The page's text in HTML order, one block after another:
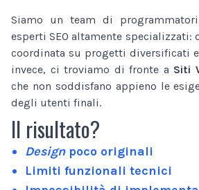
Siamo un team di
esperti SEO altamente specializzati:
coordinata su progetti diversificati
invece, ci troviamo di fronte a Siti
che non soddisfano appieno le
degli utenti finali.
Il risultato?
Designpoco originali
Limiti funzionali tecnici